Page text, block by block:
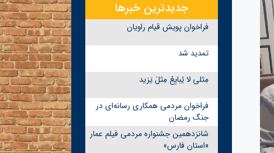
جدیدترین خبرها
فراخوان پویش قیام راویان
تمدید شد
مِثلی لا یُبایِعُ مِثلَ یَزید
فراخوان مردمی همکاری رسانه‌ای در
جنگ رمضان
شانزدهمین جشنواره مردمی فیلم عمار
«استان فارس»